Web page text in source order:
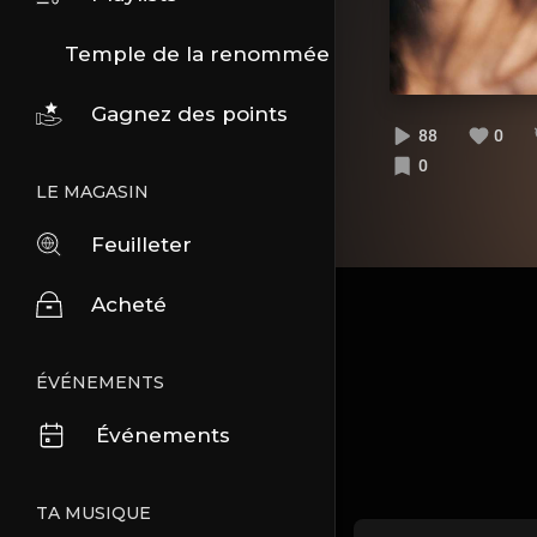
Temple de la renommée
Gagnez des points
LE MAGASIN
Feuilleter
Acheté
ÉVÉNEMENTS
Événements
TA MUSIQUE
88
0
0